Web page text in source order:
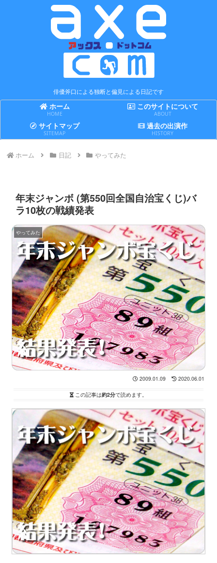
俳優斧口による独断と偏見による日記です
ホーム
HOME
このサイトについて
ABOUT
サイトマップ
SITEMAP
過去の出演作
HISTORY
ホーム 日記 やってみた
年末ジャンボ (第550回全国自治宝くじ)バ
ラ10枚の戦績発表
やってみた
2009.01.09 2020.06.01
この記事は約2分で読めます。